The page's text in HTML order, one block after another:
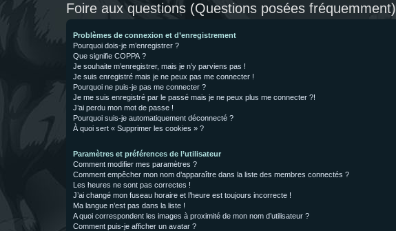
Foire aux questions (Questions posées fréquemment)
Problèmes de connexion et d’enregistrement
Pourquoi dois-je m’enregistrer ?
Que signifie COPPA ?
Je souhaite m’enregistrer, mais je n’y parviens pas !
Je suis enregistré mais je ne peux pas me connecter !
Pourquoi ne puis-je pas me connecter ?
Je me suis enregistré par le passé mais je ne peux plus me connecter ?!
J’ai perdu mon mot de passe !
Pourquoi suis-je automatiquement déconnecté ?
À quoi sert « Supprimer les cookies » ?
Paramètres et préférences de l’utilisateur
Comment modifier mes paramètres ?
Comment empêcher mon nom d’apparaître dans la liste des membres connectés ?
Les heures ne sont pas correctes !
J’ai changé mon fuseau horaire et l’heure est toujours incorrecte !
Ma langue n’est pas dans la liste !
A quoi correspondent les images à proximité de mon nom d’utilisateur ?
Comment puis-je afficher un avatar ?